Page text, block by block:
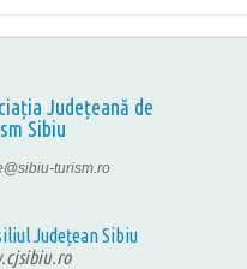
Județeană de
Sibiu
turism.ro
Județean Sibiu